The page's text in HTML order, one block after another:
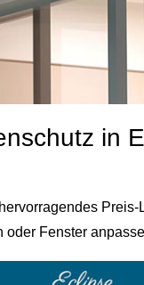
in
oder Fenster